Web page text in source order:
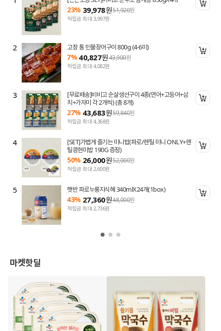
담기
담기
담기
담기
23% 39,978원51,920원
적립금 최대 3,997원
2 고창 통 민물장어구이 800g (4-6미)
7% 40,827원43,900원
적립금 최대 4,082원
3
[무료배송]비비고 순살생선구이 4종(연어+고등어+삼
치+가자미 각 2개씩) (총 8개)
27% 43,683원59,840원
적립금 최대 4,368원
4
[SET]가볍게 즐기는 미니밥(파로/렌틸 미니 ONLY+렌
틸콩현미밥 190G 증정)
50% 26,000원52,000원
적립금 최대 2,600원
5 햇반 파로누룽지식혜 340mlX24개(1box)
43% 27,360원48,000원
적립금 최대 2,736원
마켓핫딜